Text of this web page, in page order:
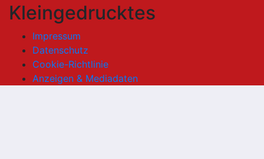
Kleingedrucktes
Impressum
Datenschutz
Cookie-Richtlinie
Anzeigen & Mediadaten